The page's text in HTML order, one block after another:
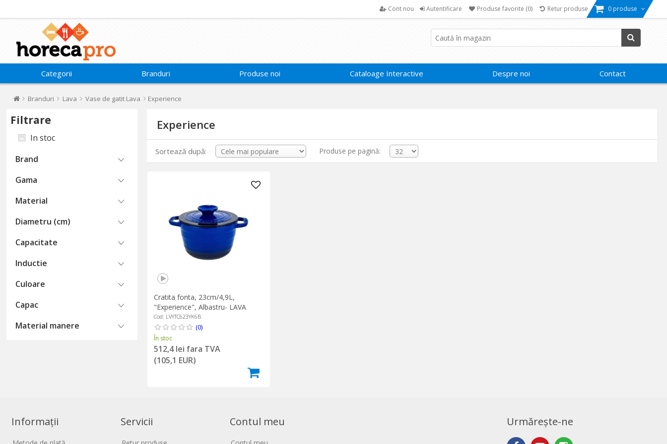
Cont nou Autentificare Produse favorite (0) Retur produse 0 produse
Categorii Branduri Produse noi Cataloage Interactive Despre noi Contact
Branduri Lava Vase de gatit Lava Experience
Filtrare
In stoc
Brand
Gama
Material
Diametru (cm)
Capacitate
Inductie
Culoare
Capac
Material manere
Experience
Sortează după: Produse pe pagină:
Cratita fonta, 23cm/4,9L,
"Experience", Albastru- LAVA
Cod: LVYTC623YK6B
(0)
În stoc
512,4 lei fara TVA
(105,1 EUR)
Informații Servicii Contul meu Urmărește-ne